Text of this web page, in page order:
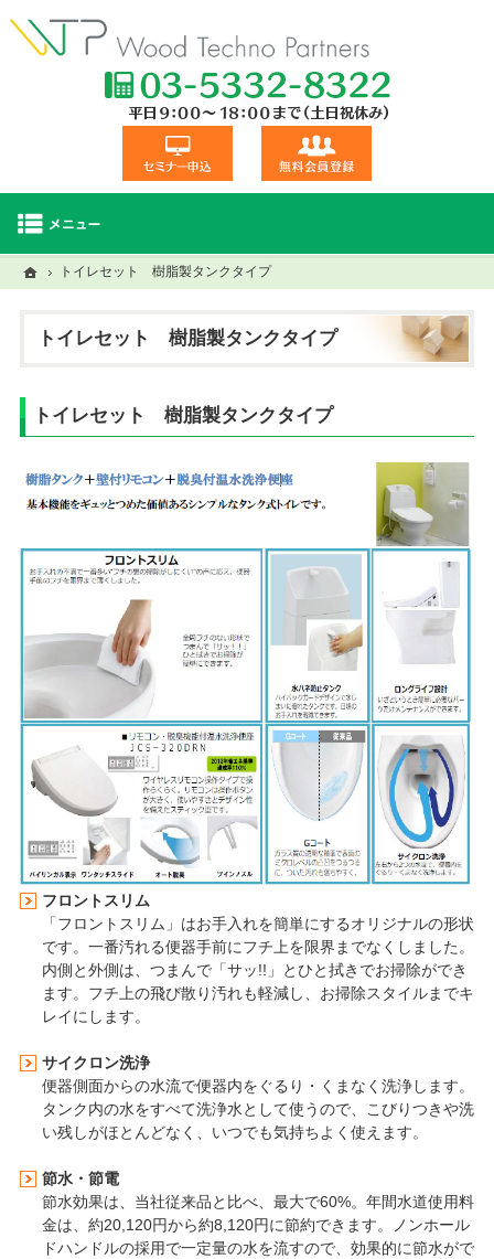
トイレセット 樹脂製タンクタイプ
トイレセット 樹脂製タンクタイプ
フロントスリム
「フロントスリム」はお手入れを簡単にするオリジナルの形状
です。一番汚れる便器手前にフチ上を限界までなくしました。
内側と外側は、つまんで「サッ!!」とひと拭きでお掃除ができ
ます。フチ上の飛び散り汚れも軽減し、お掃除スタイルまでキ
レイにします。
サイクロン洗浄
便器側面からの水流で便器内をぐるり・くまなく洗浄します。
タンク内の水をすべて洗浄水として使うので、こびりつきや洗
い残しがほとんどなく、いつでも気持ちよく使えます。
節水・節電
節水効果は、当社従来品と比べ、最大で60%。年間水道使用料
金は、約20,120円から約8,120円に節約できます。ノンホール
ドハンドルの採用で一定量の水を流すので、効果的に節水がで
TEL:03-
セミナー申込
ホーム セミナー・研修一覧
ホームトイレセット 樹脂製タンクタイプ